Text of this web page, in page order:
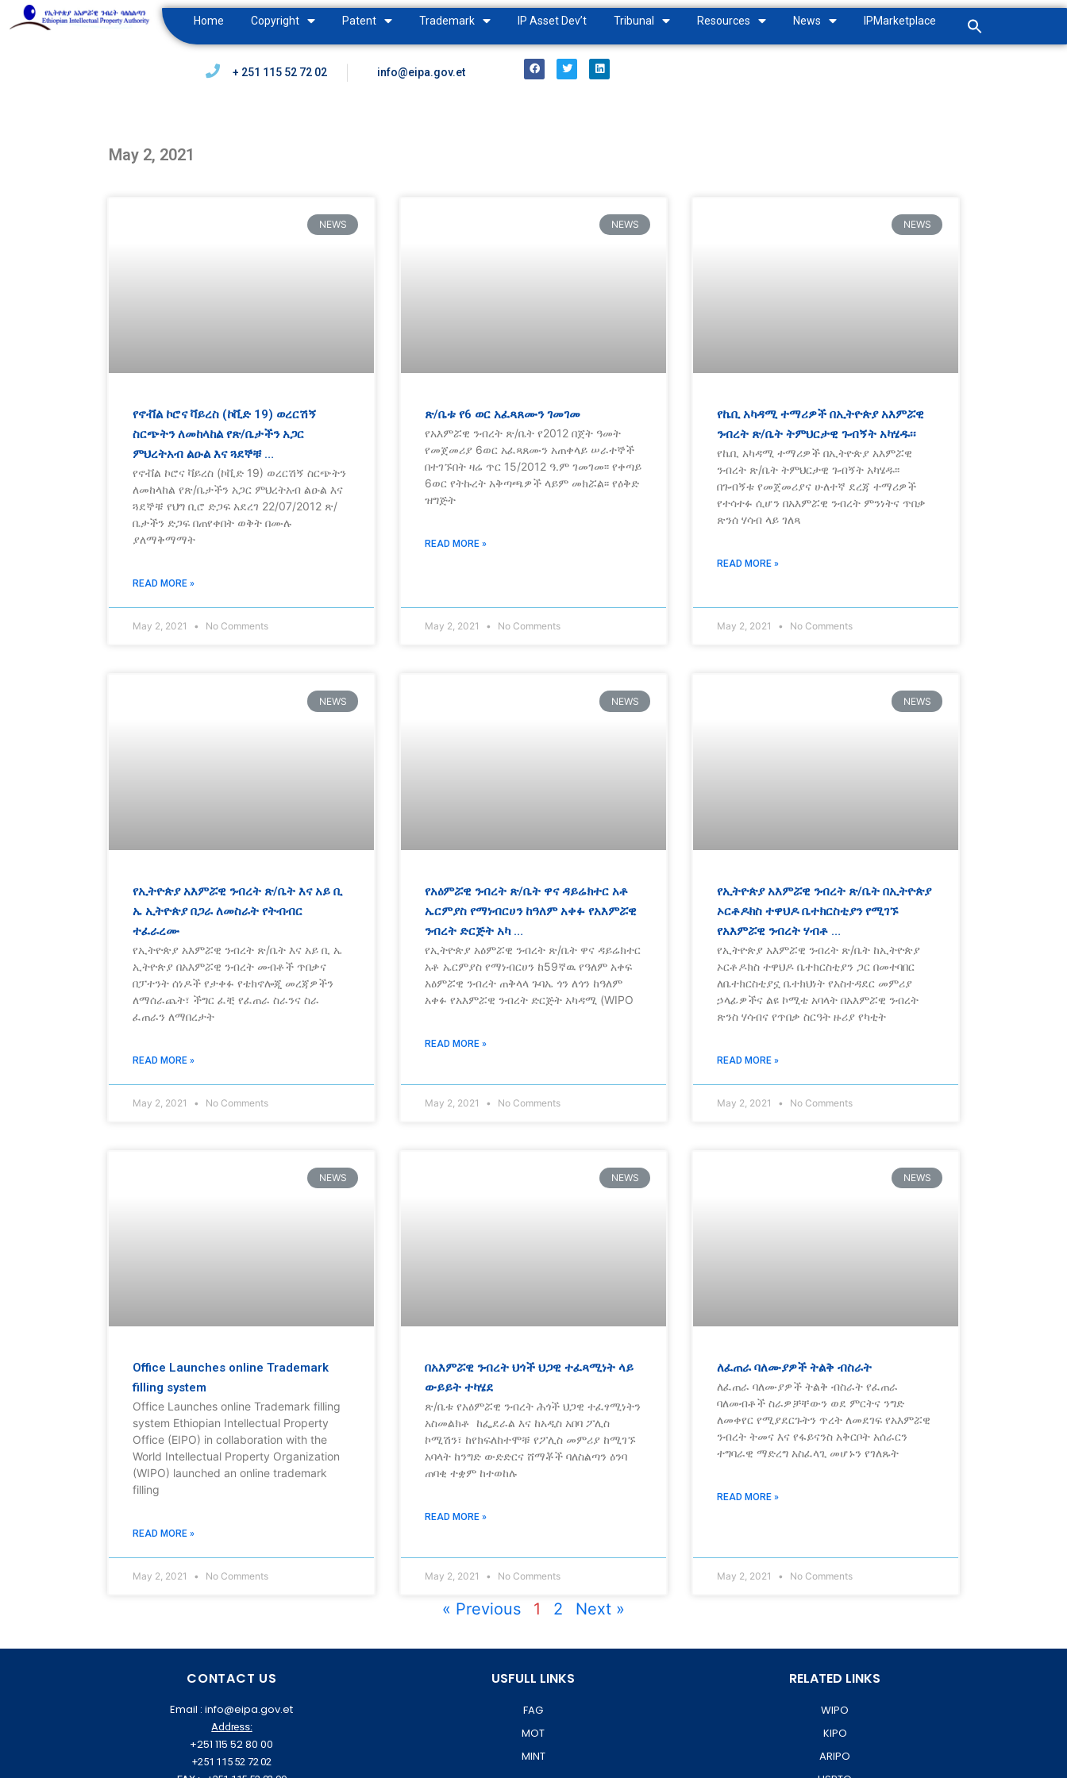
Home Copyright Patent Trademark IP Asset Dev’t Tribunal Resources News IPMarketplace
+ 251 115 52 72 02 info@eipa.gov.et
May 2, 2021
NEWS
የኖቭል ኮሮና ቫይረስ (ኮቪድ 19) ወረርሽኝ
ስርጭትን ለመከላከል የጽ/ቤታችን አጋር
ምህረትአብ ልዑል እና ጓደኞቹ …
የኖቭል ኮሮና ቫይረስ (ኮቪድ 19) ወረርሽኝ ስርጭትን
ለመከላከል የጽ/ቤታችን አጋር ምህረትአብ ልዑል እና
ጓደኞቹ የህግ ቢሮ ድጋፍ አደረገ 22/07/2012 ጽ/
ቤታችን ድጋፍ በጠየቀበት ወቅት በሙሉ
ያለማቅማማት
READ MORE »
May 2, 2021 No Comments
NEWS
ጽ/ቤቱ የ6 ወር አፈጻጸሙን ገመገመ
የአእምሯዊ ንብረት ጽ/ቤት የ2012 በጀት ዓመት
የመጀመሪያ 6ወር አፈጻጸሙን አጠቀላይ ሠራተኞች
በተገኙበት ዛሬ ጥር 15/2012 ዓ.ም ገመገመ፡፡ የቀጣይ
6ወር የትኩረት አቅጣጫዎች ላይም መክሯል፡፡ የዕቅድ
ዝግጅት
READ MORE »
May 2, 2021 No Comments
NEWS
የኬቢ አካዳሚ ተማሪዎች በኢትዮጵያ አእምሯዊ
ንብረት ጽ/ቤት ትምህርታዊ ጉብኝት አካሄዱ፡፡
የኬቢ አካዳሚ ተማሪዎች በኢትዮጵያ አእምሯዊ
ንብረት ጽ/ቤት ትምህርታዊ ጉብኝት አካሄዱ፡፡
በጉብኝቱ የመጀመሪያና ሁለተኛ ደረጃ ተማሪዎች
የተሳተፉ ሲሆን በአእምሯዊ ንብረት ምንነትና ጥበቃ
ጽንሰ ሃሳብ ላይ ገለጻ
READ MORE »
May 2, 2021 No Comments
NEWS
የኢትዮጵያ አእምሯዊ ንብረት ጽ/ቤት እና አይ ቢ
ኤ ኢትዮጵያ በጋራ ለመስራት የትብብር
ተፈራረሙ
የኢትዮጵያ አእምሯዊ ንብረት ጽ/ቤት እና አይ ቢ ኤ
ኢትዮጵያ በአእምሯዊ ንብረት መብቶች ጥበቃና
በፓተንት ሰነዶች የታቀፉ የቴክኖሎጂ መረጃዎችን
ለማሰራጨት፣ ችግር ፈቺ የፈጠራ ስራንና ስራ
ፈጠራን ለማበረታት
READ MORE »
May 2, 2021 No Comments
NEWS
የአዕምሯዊ ንብረት ጽ/ቤት ዋና ዳይሬክተር አቶ
ኤርምያስ የማነብርሀን ከዓለም አቀፉ የአእምሯዊ
ንብረት ድርጅት አካ …
የኢትዮጵያ አዕምሯዊ ንብረት ጽ/ቤት ዋና ዳይሬክተር
አቶ ኤርምያስ የማነብርሀን ከ59ኛዉ የዓለም አቀፍ
አዕምሯዊ ንብረት ጠቅላላ ጉባኤ ጎን ለጎን ከዓለም
አቀፉ የአእምሯዊ ንብረት ድርጅት አካዳሚ (WIPO
READ MORE »
May 2, 2021 No Comments
NEWS
የኢትዮጵያ አእምሯዊ ንብረት ጽ/ቤት በኢትዮጵያ
ኦርቶዶክስ ተዋህዶ ቤተክርስቲያን የሚገኙ
የአእምሯዊ ንብረት ሃብቶ …
የኢትዮጵያ አእምሯዊ ንብረት ጽ/ቤት ከኢትዮጵያ
ኦርቶዶክስ ተዋህዶ ቤተክርስቲያን ጋር በመተባበር
ለቤተክርስቲያኗ ቤተክህነት የአስተዳደር መምሪያ
ኃላፊዎችና ልዩ ኮሚቴ አባላት በአእምሯዊ ንብረት
ጽንስ ሃሳብና የጥበቃ ስርዓት ዙሪያ የካቲት
READ MORE »
May 2, 2021 No Comments
NEWS
Office Launches online Trademark
filling system
Office Launches online Trademark filling
system Ethiopian Intellectual Property
Office (EIPO) in collaboration with the
World Intellectual Property Organization
(WIPO) launched an online trademark
filling
READ MORE »
May 2, 2021 No Comments
NEWS
በአእምሯዊ ንብረት ህጎች ህጋዊ ተፈጻሚነት ላይ
ውይይት ተካሄደ
ጽ/ቤቱ የአዕምሯዊ ንብረት ሕጎች ህጋዊ ተፈፃሚነትን
አስመልክቶ ከፌደራል እና ከአዲስ አበባ ፖሊስ
ኮሚሽን፣ ከየክፍለከተሞቹ የፖሊስ መምሪያ ከሚገኙ
አባላት ከንግድ ውድድርና ሸማቾች ባለስልጣን ዕንባ
ጠባቂ ተቋም ከተወከሉ
READ MORE »
May 2, 2021 No Comments
NEWS
ለፈጠራ ባለሙያዎች ትልቅ ብስራት
ለፈጠራ ባለሙያዎች ትልቅ ብስራት የፈጠራ
ባለመብቶች ስራዎቻቸውን ወደ ምርትና ንግድ
ለመቀየር የሚያደርጉትን ጥረት ለመደገፍ የአእምሯዊ
ንብረት ትመና እና የፋይናንስ አቅርቦት አሰራርን
ተግባራዊ ማድረግ አስፈላጊ መሆኑን የገለጹት
READ MORE »
May 2, 2021 No Comments
« Previous 1 2 Next »
CONTACT US
Email : info@eipa.gov.et
Address:
+251 115 52 80 00
+251 115 52 72 02
USFULL LINKS
FAG
MOT
MINT
RELATED LINKS
WIPO
KIPO
ARIPO